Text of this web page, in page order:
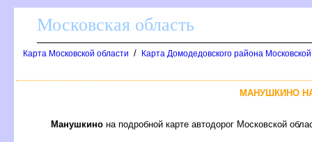
Московская область
Карта Московской области / Карта Домодедовского района
МАНУШКИНО
Манушкино на подробной карте автодорог Московской